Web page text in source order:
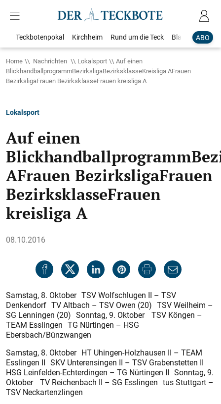
ABO
Teckbotenpokal Kirchheim Rund um die Teck Blaulicht
Home Nachrichten Lokalsport
Auf einen
BlickhandballprogrammBezirksligaBezirksklasseKreisliga AFrauen
BezirksligaFrauen BezirksklasseFrauen kreisliga A
Lokalsport
Auf einen
AFrauen BezirksligaFrauen
BezirksklasseFrauen
kreisliga A
08.10.2016
Samstag, 8. Oktober TSV Wolfschlugen II – TSV
Denkendorf TV Altbach – TSV Owen (20) TSV Weilheim –
SG Lenningen (20) Sonntag, 9. Oktober TSV Köngen –
TEAM Esslingen TG Nürtingen – HSG
Ebersbach/Bünzwangen
Samstag, 8. Oktober HT Uhingen-Holzhausen II – TEAM
Esslingen II SKV Unterensingen II – TSV Grabenstetten II
HSG Leinfelden-Echterdingen – TG Nürtingen II Sonntag, 9.
Oktober TV Reichenbach II – SG Esslingen tus Stuttgart –
TSV Neckartenzlingen